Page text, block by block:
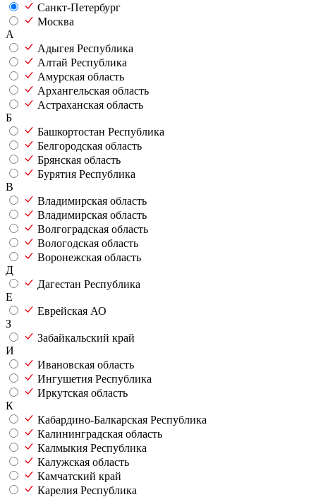
Санкт-Петербург
Москва
А
Адыгея Республика
Алтай Республика
Амурская область
Архангельская область
Астраханская область
Б
Башкортостан Республика
Белгородская область
Брянская область
Бурятия Республика
В
Владимирская область
Владимирская область
Волгоградская область
Вологодская область
Воронежская область
Д
Дагестан Республика
Е
Еврейская АО
З
Забайкальский край
И
Ивановская область
Ингушетия Республика
Иркутская область
К
Кабардино-Балкарская Республика
Калининградская область
Калмыкия Республика
Калужская область
Камчатский край
Карелия Республика